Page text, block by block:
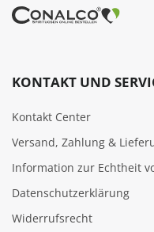
KONTAKT UND
Kontakt Center
Versand, Zahlung &
Information zur Echtheit
Datenschutzerklärung
Widerrufsrecht